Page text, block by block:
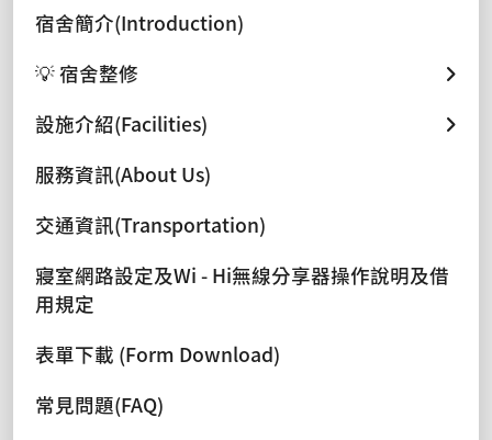
宿舍簡介(Introduction)
💡 宿舍整修
設施介紹(Facilities)
服務資訊(About Us)
交通資訊(Transportation)
寢室網路設定及Wi - Hi無線分享器操作說明及借
用規定
表單下載 (Form Download)
常見問題(FAQ)